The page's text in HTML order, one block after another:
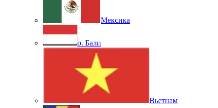
Мексика
о. Бали
Вьетнам